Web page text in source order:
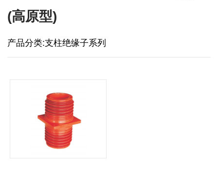
(高原型)
产品分类:支柱绝缘子系列